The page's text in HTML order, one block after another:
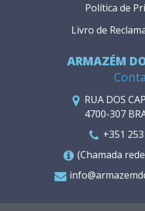
ARMAZÉM
RUA DOS
4700-307
+351
(Chamada
Política de
Livro de